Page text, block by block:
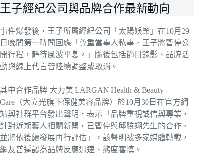
王子經紀公司與品牌合作最新動向
事件爆發後，王子所屬經紀公司「太陽娛樂」在10月29
日晚間第一時間回應「尊重當事人私事，王子將暫停公
開行程，靜待風波平息。」隨後包括節目錄影、品牌活
動與線上代言皆陸續調整或取消。
其中合作品牌 大力美 LARGAN Health & Beauty
Care（大立光旗下保健美容品牌）於10月30日在官方網
站與社群平台發出聲明，表示「品牌重視誠信與專業，
針對近期藝人相關新聞，已暫停與邱勝翊先生的合作，
並將依後續發展再行評估」，該聲明被多家媒體轉載，
網友普遍認為品牌反應迅速、態度審慎。